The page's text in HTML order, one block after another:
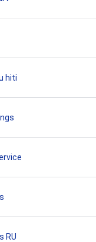
hiti
RU